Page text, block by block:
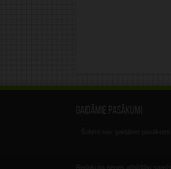
Gaidāmie pasākumi
Šobrīd nav gaidāmo pasākumi.
Redakcija nenes atbildību